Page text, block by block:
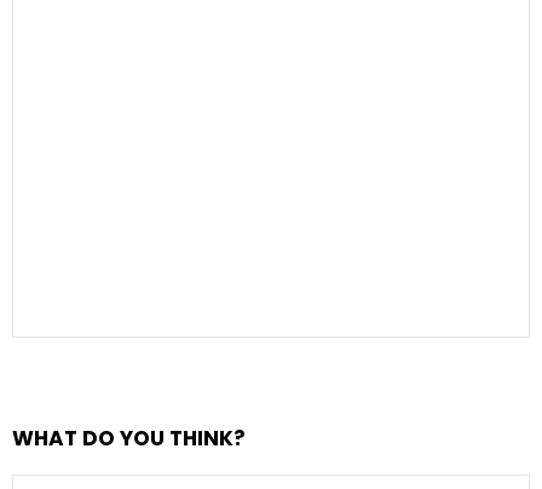
WHAT DO YOU THINK?